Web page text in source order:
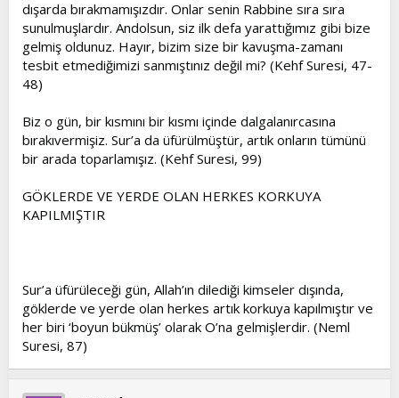
dışarda bırakmamışızdır. Onlar senin Rabbine sıra sıra
sunulmuşlardır. Andolsun, siz ilk defa yarattığımız gibi bize
gelmiş oldunuz. Hayır, bizim size bir kavuşma-zamanı
tesbit etmediğimizi sanmıştınız değil mi? (Kehf Suresi, 47-
48)
Biz o gün, bir kısmını bir kısmı içinde dalgalanırcasına
bırakıvermişiz. Sur’a da üfürülmüştür, artık onların tümünü
bir arada toparlamışız. (Kehf Suresi, 99)
GÖKLERDE VE YERDE OLAN HERKES KORKUYA
KAPILMIŞTIR
Sur’a üfürüleceği gün, Allah’ın dilediği kimseler dışında,
göklerde ve yerde olan herkes artık korkuya kapılmıştır ve
her biri ‘boyun bükmüş’ olarak O’na gelmişlerdir. (Neml
Suresi, 87)